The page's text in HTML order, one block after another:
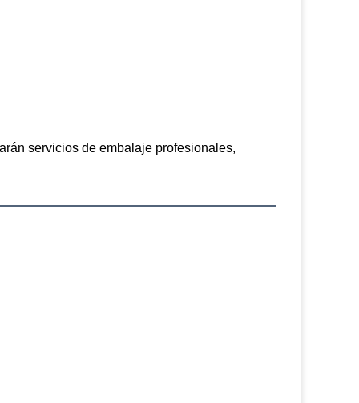
servicios de embalaje profesionales,